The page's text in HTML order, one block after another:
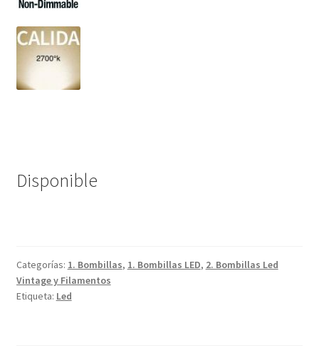
Disponible
Categorías: 1. Bombillas, 1. Bombillas LED, 2. Bombillas Led
Vintage y Filamentos
Etiqueta: Led